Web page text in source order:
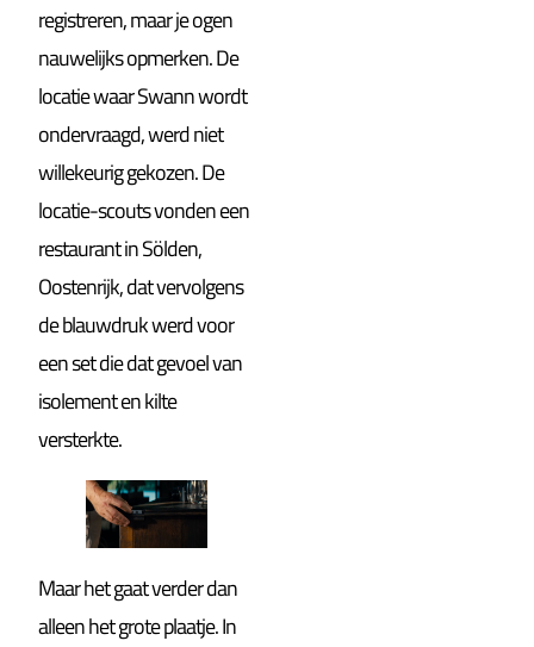
registreren, maar je ogen
nauwelijks opmerken. De
locatie waar Swann wordt
ondervraagd, werd niet
willekeurig gekozen. De
locatie-scouts vonden een
restaurant in Sölden,
Oostenrijk, dat vervolgens
de blauwdruk werd voor
een set die dat gevoel van
isolement en kilte
versterkte.
Maar het gaat verder dan
alleen het grote plaatje. In